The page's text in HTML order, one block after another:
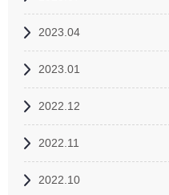
2023.04
2023.01
2022.12
2022.11
2022.10